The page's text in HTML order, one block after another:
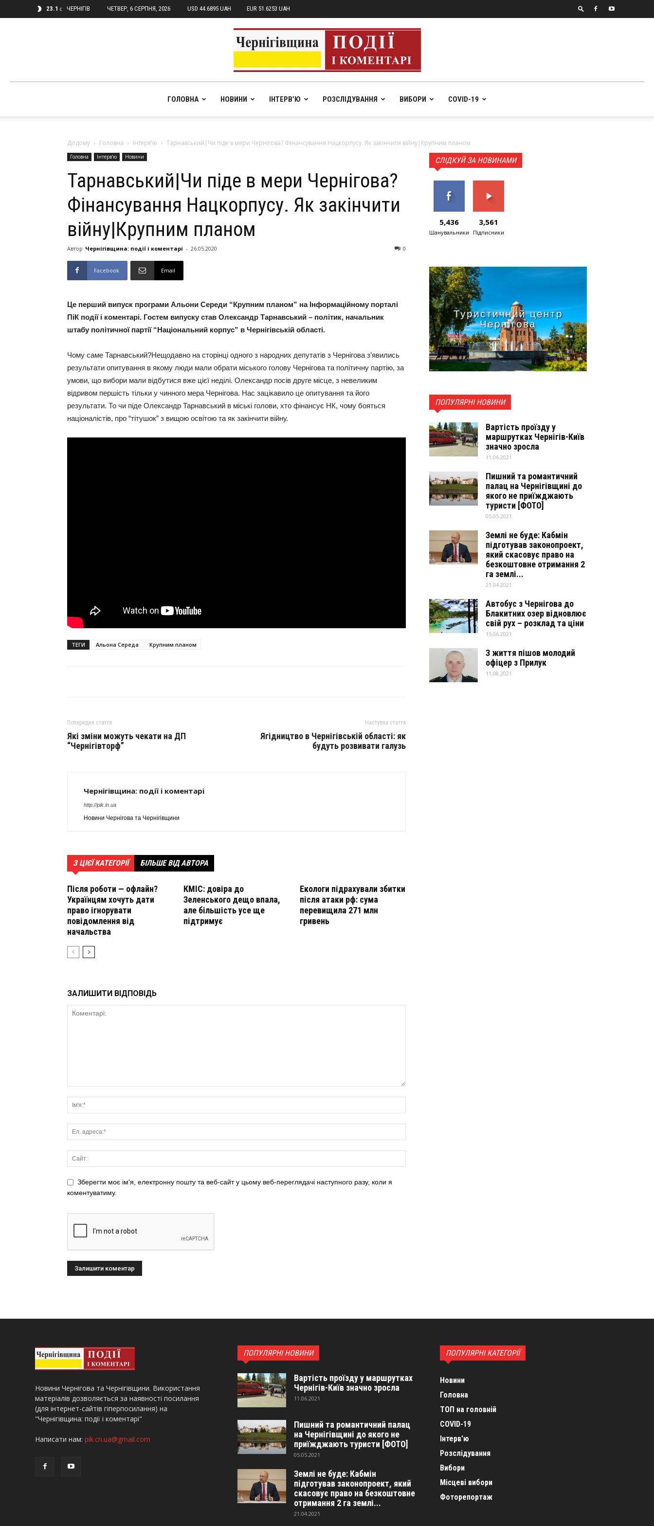
23.1 C ЧЕРНІГІВ ЧЕТВЕР, 6 СЕРПНЯ, 2026 USD 44.6895 UAH EUR 51.6253 UAH
pik.in.ua
ГОЛОВНА НОВИНИ ІНТЕРВ’Ю РОЗСЛІДУВАННЯ ВИБОРИ COVID-19
Додому Головна Інтерв'ю Тарнавський|Чи піде в мери Чернігова? Фінансування Нацкорпусу. Як закінчити війну|Крупним планом
Головна Інтерв'ю Новини
Тарнавський|Чи піде в мери Чернігова?
Фінансування Нацкорпусу. Як закінчити
війну|Крупним планом
Автор Чернігівщина: події і коментарі - 26.05.2020 0
Facebook Email
Це перший випуск програми Альони Середи “Крупним планом” на Інформаційному порталі
ПіК події і коментарі. Гостем випуску став Oлександр Тарнавський – політик, начальник
штабу політичної партії “Національний корпус” в Чернігівській області.
Чому саме Тарнавський?Нещодавно на сторінці одного з народних депутатів з Чернігова з’явились
результати опитування в якому люди мали обрати міського голову Чернігова та політичну партію, за
умови, що вибори мали відбутися вже цієї неділі. Олександр посів друге місце, з невеликим
відривом першість тільки у чинного мера Чернігова. Нас зацікавило це опитування та його
результати. То чи піде Олександр Тарнавський в міські голови, хто фінансує НК, чому бояться
націоналістів, про “тітушок” з вищою освітою та як закінчити війну.
ТЕГИ Альона Середа Крупним планом
Попередня стаття
Які зміни можуть чекати на ДП
“Чернігівторф”
Наступна стаття
Ягідництво в Чернігівській області: як
будуть розвивати галузь
Чернігівщина: події і коментарі
http://pik.in.ua
Новини Чернігова та Чернігівщини
З ЦІЄЇ КАТЕГОРІЇ БІЛЬШЕ ВІД АВТОРА
Після роботи — офлайн?
Українцям хочуть дати
право ігнорувати
повідомлення від
начальства
КМІС: довіра до
Зеленського дещо впала,
але більшість усе ще
підтримує
Екологи підрахували збитки
після атаки рф: сума
перевищила 271 млн
гривень
ЗАЛИШИТИ ВІДПОВІДЬ
Зберегти моє ім'я, електронну пошту та веб-сайт у цьому веб-переглядачі наступного разу, коли я
коментуватиму.
СЛІДКУЙ ЗА НОВИНАМИ
5,436
Шанувальники
3,561
Підписники
Туристичний центр
Чернігова
ПОПУЛЯРНІ НОВИНИ
Вартість проїзду у
маршрутках Чернігів-Київ
значно зросла
11.06.2021
Пишний та романтичний
палац на Чернігівщині до
якого не приїжджають
туристи [ФОТО]
05.05.2021
Землі не буде: Кабмін
підготував законопроект,
який скасовує право на
безкоштовне отримання 2
га землі...
21.04.2021
Автобус з Чернігова до
Блакитних озер відновлює
свій рух – розклад та ціни
15.06.2021
З життя пішов молодий
офіцер з Прилук
11.08.2021
Новини Чернігова та Чернігівщини. Використання
матеріалів дозволяється за наявності посилання
(для інтернет-сайтів гіперпосилання) на
"Чернігівщина: події і коментарі"
Написати нам: pik.cn.ua@gmail.com
ПОПУЛЯРНІ НОВИНИ
Вартість проїзду у маршрутках
Чернігів-Київ значно зросла
11.06.2021
Пишний та романтичний палац
на Чернігівщині до якого не
приїжджають туристи [ФОТО]
05.05.2021
Землі не буде: Кабмін
підготував законопроект, який
скасовує право на безкоштовне
отримання 2 га землі...
21.04.2021
ПОПУЛЯРНІ КАТЕГОРІЇ
Новини
Головна
ТОП на головній
COVID-19
Інтерв'ю
Розслідування
Вибори
Місцеві вибори
Фоторепортаж